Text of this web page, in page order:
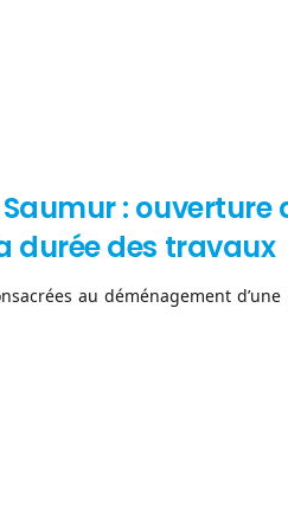
: ouverture
durée des travaux
au déménagement